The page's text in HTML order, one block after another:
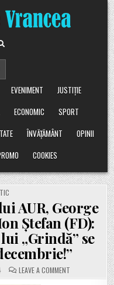
EVENIMENT
JUSTIȚIE
ECONOMIC
SPORT
ÎNVĂȚĂMÂNT
OPINII
COOKIES
AUR, George
Ștefan (FD):
„Grindă” se
LEAVE A COMMENT
ATAC